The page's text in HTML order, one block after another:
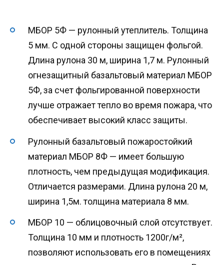
МБОР 5Ф — рулонный утеплитель. Толщина
5 мм. С одной стороны защищен фольгой.
Длина рулона 30 м, ширина 1,7 м. Рулонный
огнезащитный базальтовый материал МБОР
5Ф, за счет фольгированной поверхности
лучше отражает тепло во время пожара, что
обеспечивает высокий класс защиты.
Рулонный базальтовый пожаростойкий
материал МБОР 8Ф — имеет большую
плотность, чем предыдущая модификация.
Отличается размерами. Длина рулона 20 м,
ширина 1,5м. толщина материала 8 мм.
МБОР 10 — облицовочный слой отсутствует.
Толщина 10 мм и плотность 1200г/м²,
позволяют использовать его в помещениях